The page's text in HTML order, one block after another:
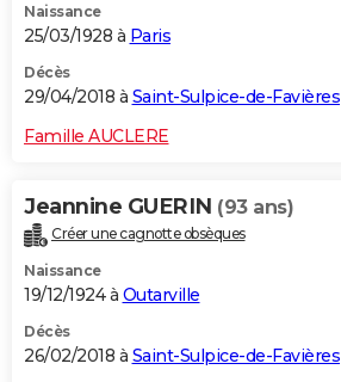
Naissance
25/03/1928 à Paris
Décès
29/04/2018 à Saint-Sulpice-de-Favières
Famille AUCLERE
Jeannine GUERIN (93 ans)
Créer une cagnotte obsèques
Naissance
19/12/1924 à Outarville
Décès
26/02/2018 à Saint-Sulpice-de-Favières